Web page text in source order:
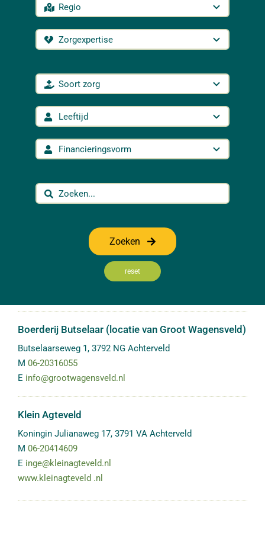
Zoeken
reset
Boerderij Butselaar (locatie van Groot Wagensveld)
Butselaarseweg 1, 3792 NG Achterveld
M 06-20316055
E info@grootwagensveld.nl
Klein Agteveld
Koningin Julianaweg 17, 3791 VA Achterveld
M 06-20414609
E inge@kleinagteveld.nl
www.kleinagteveld .nl